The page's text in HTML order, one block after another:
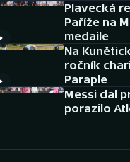
Aplikace ČT sport
AZ kvíz
Plavecká
Paříže na
medaile
Na
ročník
Paraple
Messi dal
porazilo